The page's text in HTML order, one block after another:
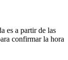
es a partir de las
confirmar la hora